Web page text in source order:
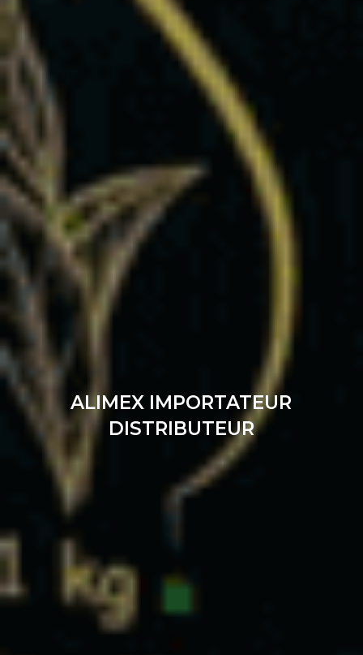
ALIMEX IMPORTATEUR
DISTRIBUTEUR